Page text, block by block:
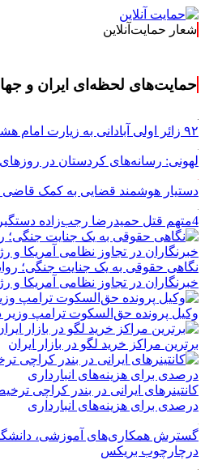
شعار حمایت‌آنلاین
حمایت‌های لحظه‌ای ایران و
۹۲ زائر اولی آبادانی به زیارت امام هشتم اعزام شدند
لهونی: رسانه‌های کردستان در
دستیار هوشمند قضایی به کمک قاضی
4متهم قتل حمیدرضا رجب‌زاده دستگیر شدند
نگاهی حقوقی به یک جنایت جنگی؛
خبرنگاران در تجاوز نظامی آمریکا و
وکیل پرونده حق‌السکوت ترامپ وزیر
برترین مراکز خرید لگو در بازار ایران
درصدی برای هزینه‌های انبارداری
گسترش همکاری‌های آموزشی،
درچارچوب بریکس